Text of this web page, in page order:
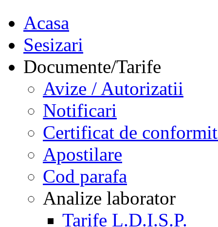
Acasa
Sesizari
Documente/Tarife
Avize / Autorizatii
Notificari
Certificat de
Apostilare
Cod parafa
Analize laborator
Tarife L.D.I.S.P.